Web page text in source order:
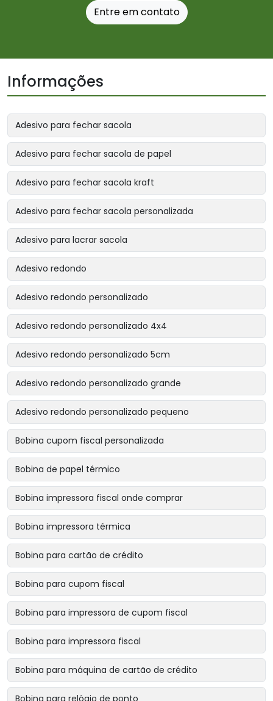
Entre em contato
Informações
Adesivo para fechar sacola
Adesivo para fechar sacola de papel
Adesivo para fechar sacola kraft
Adesivo para fechar sacola personalizada
Adesivo para lacrar sacola
Adesivo redondo
Adesivo redondo personalizado
Adesivo redondo personalizado 4x4
Adesivo redondo personalizado 5cm
Adesivo redondo personalizado grande
Adesivo redondo personalizado pequeno
Bobina cupom fiscal personalizada
Bobina de papel térmico
Bobina impressora fiscal onde comprar
Bobina impressora térmica
Bobina para cartão de crédito
Bobina para cupom fiscal
Bobina para impressora de cupom fiscal
Bobina para impressora fiscal
Bobina para máquina de cartão de crédito
Bobina para relógio de ponto